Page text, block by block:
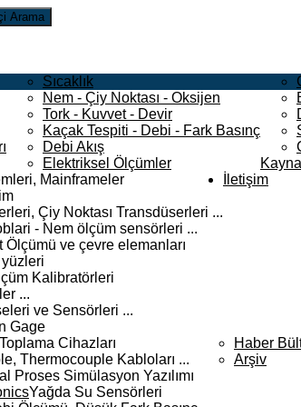
Sıcaklık
Nem - Çiy Noktası - Oksijen
Tork - Kuvvet - Devir
Kaçak Tespiti - Debi - Fark Basınç
Debi Akış
Elektriksel Ölçümler
Mainframeler
Çiy Noktası Transdüserleri ...
- Nem ölçüm sensörleri ...
Ölçümü ve çevre elemanları
yüzleri
Kalibratörleri
...
ve Sensörleri ...
Gage
Cihazları
Thermocouple Kabloları ...
Proses Simülasyon Yazılımı
Yağda Su Sensörleri
Haber
Arşiv
İletişim